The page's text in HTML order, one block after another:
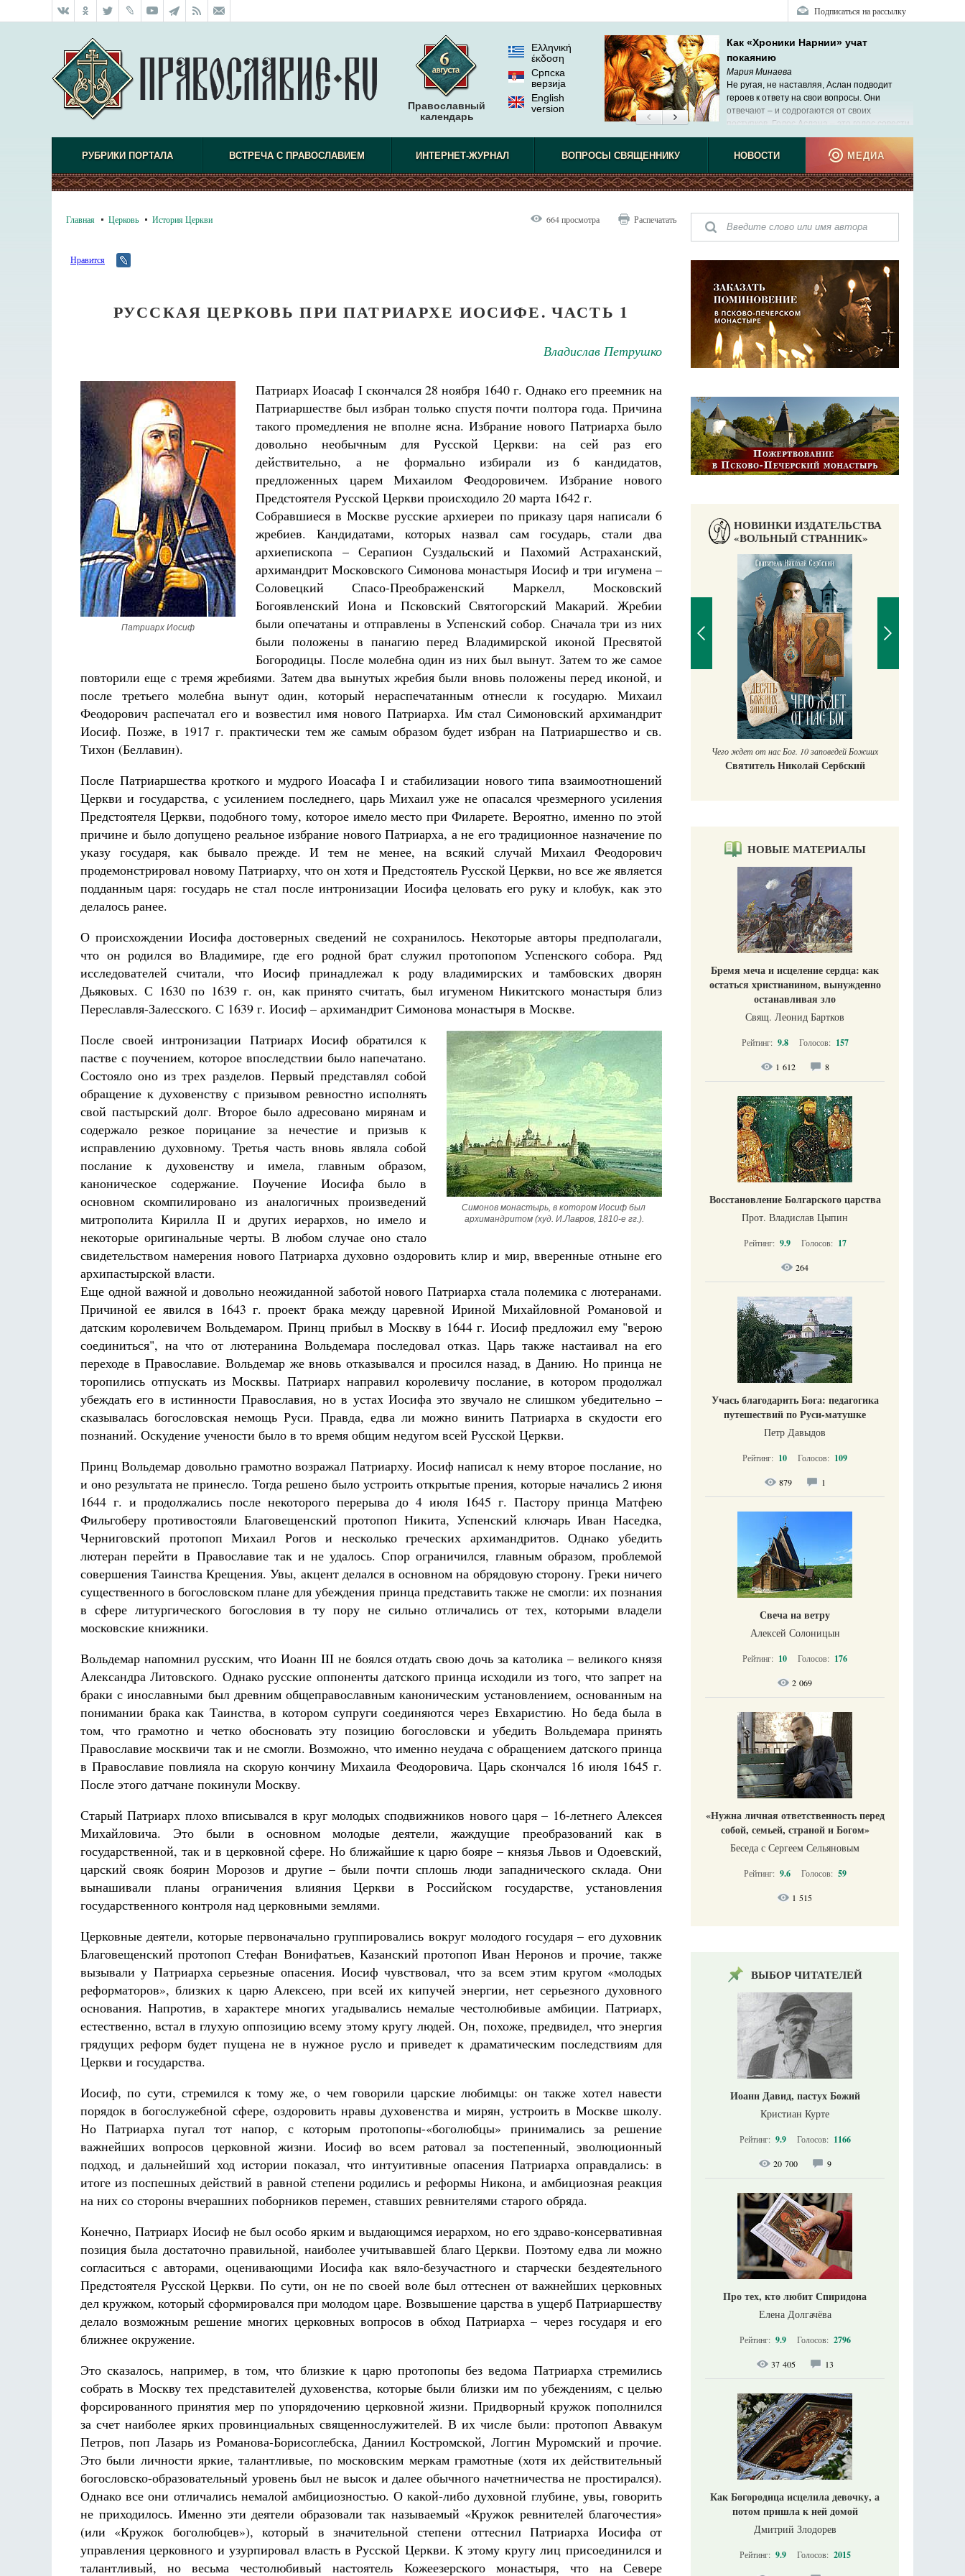
Подписаться на рассылку
Православный
календарь
Ελληνική
έκδοση
Српска
верзиjа
English
version
Как «Хроники Нарнии» учат
покаянию
Мария Минаева
Не ругая, не наставляя, Аслан подводит
героев к ответу на свои вопросы. Они
отвечают – и содрогаются от своих
поступков. Голос Аслана – это голос совести.
РУБРИКИ ПОРТАЛА ВСТРЕЧА С ПРАВОСЛАВИЕМ ИНТЕРНЕТ-ЖУРНАЛ ВОПРОСЫ СВЯЩЕННИКУ НОВОСТИ МЕДИА
Главная Церковь История Церкви 664 просмотра Распечатать
Нравится
РУССКАЯ ЦЕРКОВЬ ПРИ ПАТРИАРХЕ ИОСИФЕ. ЧАСТЬ 1
Владислав Петрушко
Патриарх Иосиф
Патриарх Иоасаф I скончался 28 ноября 1640 г. Однако его преемник на
Патриаршестве был избран только спустя почти полтора года. Причина
такого промедления не вполне ясна. Избрание нового Патриарха было
довольно необычным для Русской Церкви: на сей раз его
действительно, а не формально избирали из 6 кандидатов,
предложенных царем Михаилом Феодоровичем. Избрание нового
Предстоятеля Русской Церкви происходило 20 марта 1642 г.
Собравшиеся в Москве русские архиереи по приказу царя написали 6
жребиев. Кандидатами, которых назвал сам государь, стали два
архиепископа – Серапион Суздальский и Пахомий Астраханский,
архимандрит Московского Симонова монастыря Иосиф и три игумена –
Соловецкий Спасо-Преображенский Маркелл, Московский
Богоявленский Иона и Псковский Святогорский Макарий. Жребии
были опечатаны и отправлены в Успенский собор. Сначала три из них
были положены в панагию перед Владимирской иконой Пресвятой
Богородицы. После молебна один из них был вынут. Затем то же самое
повторили еще с тремя жребиями. Затем два вынутых жребия были вновь положены перед иконой, и
после третьего молебна вынут один, который нераспечатанным отнесли к государю. Михаил
Феодорович распечатал его и возвестил имя нового Патриарха. Им стал Симоновский архимандрит
Иосиф. Позже, в 1917 г. практически тем же самым образом будет избран на Патриаршество и св.
Тихон (Беллавин).
После Патриаршества кроткого и мудрого Иоасафа I и стабилизации нового типа взаимоотношений
Церкви и государства, с усилением последнего, царь Михаил уже не опасался чрезмерного усиления
Предстоятеля Церкви, подобного тому, которое имело место при Филарете. Вероятно, именно по этой
причине и было допущено реальное избрание нового Патриарха, а не его традиционное назначение по
указу государя, как бывало прежде. И тем не менее, на всякий случай Михаил Феодорович
продемонстрировал новому Патриарху, что он хотя и Предстоятель Русской Церкви, но все же является
подданным царя: государь не стал после интронизации Иосифа целовать его руку и клобук, как это
делалось ранее.
О происхождении Иосифа достоверных сведений не сохранилось. Некоторые авторы предполагали,
что он родился во Владимире, где его родной брат служил протопопом Успенского собора. Ряд
исследователей считали, что Иосиф принадлежал к роду владимирских и тамбовских дворян
Дьяковых. С 1630 по 1639 г. он, как принято считать, был игуменом Никитского монастыря близ
Переславля-Залесского. С 1639 г. Иосиф – архимандрит Симонова монастыря в Москве.
Симонов монастырь, в котором Иосиф был
архимандритом (худ. И.Лавров, 1810-е гг.).
После своей интронизации Патриарх Иосиф обратился к
пастве с поучением, которое впоследствии было напечатано.
Состояло оно из трех разделов. Первый представлял собой
обращение к духовенству с призывом ревностно исполнять
свой пастырский долг. Второе было адресовано мирянам и
содержало резкое порицание за нечестие и призыв к
исправлению духовному. Третья часть вновь являла собой
послание к духовенству и имела, главным образом,
каноническое содержание. Поучение Иосифа было в
основном скомпилировано из аналогичных произведений
митрополита Кирилла II и других иерархов, но имело и
некоторые оригинальные черты. В любом случае оно стало
свидетельством намерения нового Патриарха духовно оздоровить клир и мир, вверенные отныне его
архипастырской власти.
Еще одной важной и довольно неожиданной заботой нового Патриарха стала полемика с лютеранами.
Причиной ее явился в 1643 г. проект брака между царевной Ириной Михайловной Романовой и
датским королевичем Вольдемаром. Принц прибыл в Москву в 1644 г. Иосиф предложил ему "верою
соединиться", на что от лютеранина Вольдемара последовал отказ. Царь также настаивал на его
переходе в Православие. Вольдемар же вновь отказывался и просился назад, в Данию. Но принца не
торопились отпускать из Москвы. Патриарх направил королевичу послание, в котором продолжал
убеждать его в истинности Православия, но в устах Иосифа это звучало не слишком убедительно –
сказывалась богословская немощь Руси. Правда, едва ли можно винить Патриарха в скудости его
познаний. Оскудение учености было в то время общим недугом всей Русской Церкви.
Принц Вольдемар довольно грамотно возражал Патриарху. Иосиф написал к нему второе послание, но
и оно результата не принесло. Тогда решено было устроить открытые прения, которые начались 2 июня
1644 г. и продолжались после некоторого перерыва до 4 июля 1645 г. Пастору принца Матфею
Фильгоберу противостояли Благовещенский протопоп Никита, Успенский ключарь Иван Наседка,
Черниговский протопоп Михаил Рогов и несколько греческих архимандритов. Однако убедить
лютеран перейти в Православие так и не удалось. Спор ограничился, главным образом, проблемой
совершения Таинства Крещения. Увы, акцент делался в основном на обрядовую сторону. Греки ничего
существенного в богословском плане для убеждения принца представить также не смогли: их познания
в сфере литургического богословия в ту пору не сильно отличались от тех, которыми владели
московские книжники.
Вольдемар напомнил русским, что Иоанн III не боялся отдать свою дочь за католика – великого князя
Александра Литовского. Однако русские оппоненты датского принца исходили из того, что запрет на
браки с инославными был древним общеправославным каноническим установлением, основанным на
понимании брака как Таинства, в котором супруги соединяются через Евхаристию. Но беда была в
том, что грамотно и четко обосновать эту позицию богословски и убедить Вольдемара принять
Православие москвичи так и не смогли. Возможно, что именно неудача с обращением датского принца
в Православие повлияла на скорую кончину Михаила Феодоровича. Царь скончался 16 июля 1645 г.
После этого датчане покинули Москву.
Старый Патриарх плохо вписывался в круг молодых сподвижников нового царя – 16-летнего Алексея
Михайловича. Это были в основном молодые деятели, жаждущие преобразований как в
государственной, так и в церковной сфере. Но ближайшие к царю бояре – князья Львов и Одоевский,
царский свояк боярин Морозов и другие – были почти сплошь люди западнического склада. Они
вынашивали планы ограничения влияния Церкви в Российском государстве, установления
государственного контроля над церковными землями.
Церковные деятели, которые первоначально группировались вокруг молодого государя – его духовник
Благовещенский протопоп Стефан Вонифатьев, Казанский протопоп Иван Неронов и прочие, также
вызывали у Патриарха серьезные опасения. Иосиф чувствовал, что за всем этим кругом «молодых
реформаторов», близких к царю Алексею, при всей их кипучей энергии, нет серьезного духовного
основания. Напротив, в характере многих угадывались немалые честолюбивые амбиции. Патриарх,
естественно, встал в глухую оппозицию всему этому кругу людей. Он, похоже, предвидел, что энергия
грядущих реформ будет пущена не в нужное русло и приведет к драматическим последствиям для
Церкви и государства.
Иосиф, по сути, стремился к тому же, о чем говорили царские любимцы: он также хотел навести
порядок в богослужебной сфере, оздоровить нравы духовенства и мирян, устроить в Москве школу.
Но Патриарха пугал тот напор, с которым протопопы-«боголюбцы» принимались за решение
важнейших вопросов церковной жизни. Иосиф во всем ратовал за постепенный, эволюционный
подход, и дальнейший ход истории показал, что интуитивные опасения Патриарха оправдались: в
итоге из поспешных действий в равной степени родились и реформы Никона, и амбициозная реакция
на них со стороны вчерашних поборников перемен, ставших ревнителями старого обряда.
Конечно, Патриарх Иосиф не был особо ярким и выдающимся иерархом, но его здраво-консервативная
позиция была достаточно правильной, наиболее учитывавшей благо Церкви. Поэтому едва ли можно
согласиться с авторами, оценивающими Иосифа как вяло-безучастного и старчески бездеятельного
Предстоятеля Русской Церкви. По сути, он не по своей воле был оттеснен от важнейших церковных
дел кружком, который сформировался при молодом царе. Возвышение царства в ущерб Патриаршеству
делало возможным решение многих церковных вопросов в обход Патриарха – через государя и его
ближнее окружение.
Это сказалось, например, в том, что близкие к царю протопопы без ведома Патриарха стремились
собрать в Москву тех представителей духовенства, которые были близки им по убеждениям, с целью
форсированного принятия мер по упорядочению церковной жизни. Придворный кружок пополнился
за счет наиболее ярких провинциальных священнослужителей. В их числе были: протопоп Аввакум
Петров, поп Лазарь из Романова-Борисоглебска, Даниил Костромской, Логгин Муромский и прочие.
Это были личности яркие, талантливые, по московским меркам грамотные (хотя их действительный
богословско-образовательный уровень был не высок и далее обычного начетничества не простирался).
Однако все они отличались немалой амбициозностью. О какой-либо духовной глубине, увы, говорить
не приходилось. Именно эти деятели образовали так называемый «Кружок ревнителей благочестия»
(или «Кружок боголюбцев»), который в значительной степени оттеснил Патриарха Иосифа от
управления церковного и узурпировал власть в Русской Церкви. К этому кругу лиц присоединился и
талантливый, но весьма честолюбивый настоятель Кожеезерского монастыря, что на Севере
НОВИНКИ ИЗДАТЕЛЬСТВА
«ВОЛЬНЫЙ СТРАННИК»
Разлуки не будет
Фредерика де Грааф
Великомученик Георгий Победоносец. Научись у
святого
Чего ждет от нас Бог. 10 заповедей Божиих
Святитель Николай Сербский
НОВЫЕ МАТЕРИАЛЫ
Бремя меча и исцеление сердца: как
остаться христианином, вынужденно
останавливая зло
Свящ. Леонид Бартков
Рейтинг: 9.8 Голосов: 157
1 612 8
Восстановление Болгарского царства
Прот. Владислав Цыпин
Рейтинг: 9.9 Голосов: 17
264
Учась благодарить Бога: педагогика
путешествий по Руси-матушке
Петр Давыдов
Рейтинг: 10 Голосов: 109
879 1
Свеча на ветру
Алексей Солоницын
Рейтинг: 10 Голосов: 176
2 069
«Нужна личная ответственность перед
собой, семьей, страной и Богом»
Беседа с Сергеем Сельяновым
Рейтинг: 9.6 Голосов: 59
1 515
ВЫБОР ЧИТАТЕЛЕЙ
Иоанн Давид, пастух Божий
Кристиан Курте
Рейтинг: 9.9 Голосов: 1166
20 700 9
Про тех, кто любит Спиридона
Елена Долгачёва
Рейтинг: 9.9 Голосов: 2796
37 405 13
Как Богородица исцелила девочку, а
потом пришла к ней домой
Дмитрий Злодорев
Рейтинг: 9.9 Голосов: 2015